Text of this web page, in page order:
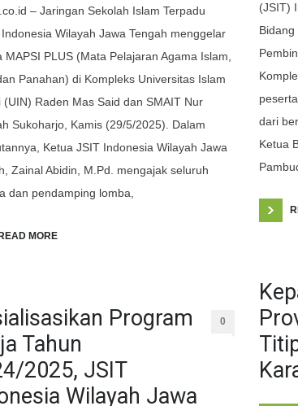
– Jaringan Sekolah Islam Terpadu
Wilayah Jawa Tengah menggelar
MAPSI PLUS (Mata Pelajaran Agama Islam,
Panahan) di Kompleks Universitas Islam
(UIN) Raden Mas Said dan SMAIT Nur
Sukoharjo, Kamis (29/5/2025). Dalam
Ketua JSIT Indonesia Wilayah Jawa
Zainal Abidin, M.Pd. mengajak seluruh
dan pendamping lomba,
READ MORE
Program
Tahun
2025, JSIT
Wilayah Jawa
0
(JSIT)
dari
Ketua